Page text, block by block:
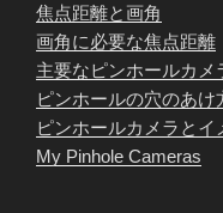
焦点距離と画角
画角に必要な焦点距離
主要なピンホールカ
ピンホールの穴のあけ
ピンホールカメラとイ
My Pinhole Cameras